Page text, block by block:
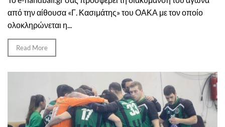
από την αίθουσα «Γ. Κασιμάτης» του ΟΑΚΑ με τον οποίο
ολοκληρώνεται η...
Read More